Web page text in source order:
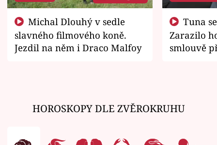
slavného filmového koně.
Jezdil na něm i Draco Malfoy
Zarazilo
smlouvě
HOROSKOPY DLE ZVĚROKRUHU